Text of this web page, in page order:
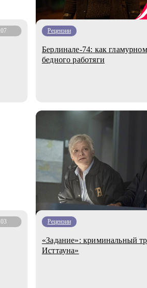
Рецензии
Берлинале-74: как
бедного работяги
Рецензии
«Задание»: криминальный
Исттауна»